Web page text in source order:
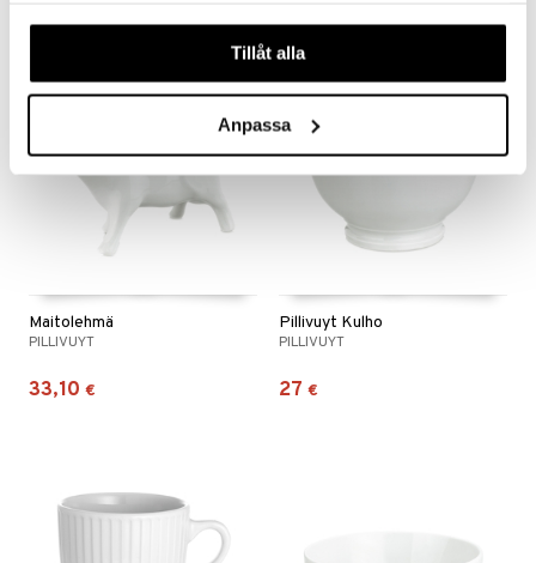
våra cookies vid fortsatt användande av vår webbplats.
Tillåt alla
Anpassa
Maitolehmä
PILLIVUYT
33,10 €
Pillivuyt Kulho
PILLIVUYT
27 €